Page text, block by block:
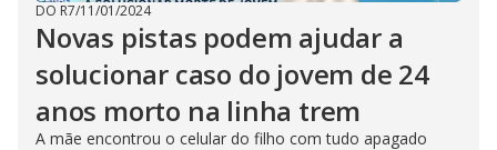
DO R7/11/01/2024
Novas pistas podem ajudar a
solucionar caso do jovem de 24
anos morto na linha trem
A mãe encontrou o celular do filho com tudo apagado